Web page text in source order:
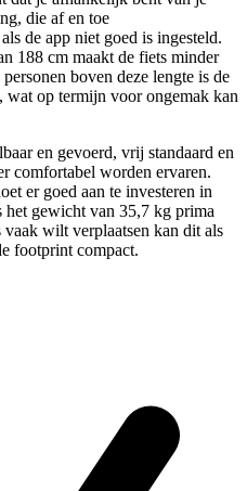
die af en toe
de app niet goed is ingesteld.
188 cm maakt de fiets minder
boven deze lengte is de
op termijn voor ongemak kan
en gevoerd, vrij standaard en
comfortabel worden ervaren.
er goed aan te investeren in
het gewicht van 35,7 kg prima
wilt verplaatsen kan dit als
footprint compact.